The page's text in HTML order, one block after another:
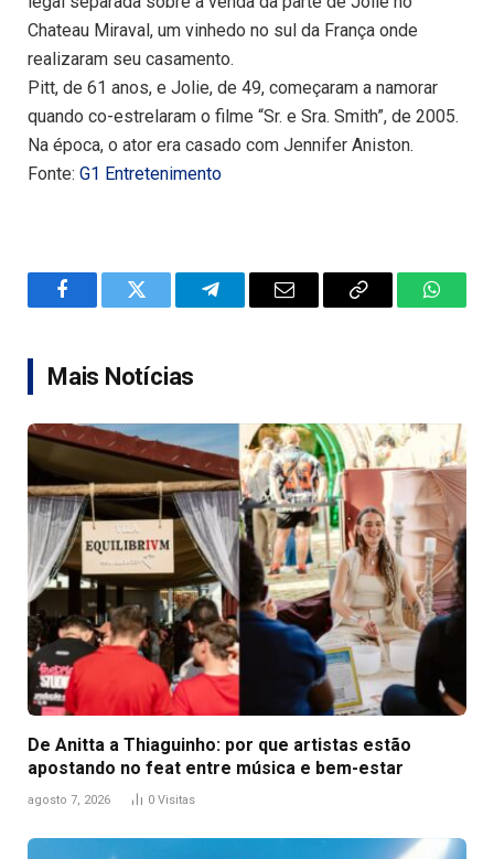
Chateau Miraval, um vinhedo no sul da França onde
realizaram seu casamento.
Pitt, de 61 anos, e Jolie, de 49, começaram a namorar
quando co-estrelaram o filme “Sr. e Sra. Smith”, de 2005.
Na época, o ator era casado com Jennifer Aniston.
Fonte: G1 Entretenimento
FacebookTwitter TelegramEmail
Copy
Mais Notícias
De Anitta a Thiaguinho: por que artistas estão
apostando no feat entre música e bem-estar
agosto 7, 2026 0 Visitas